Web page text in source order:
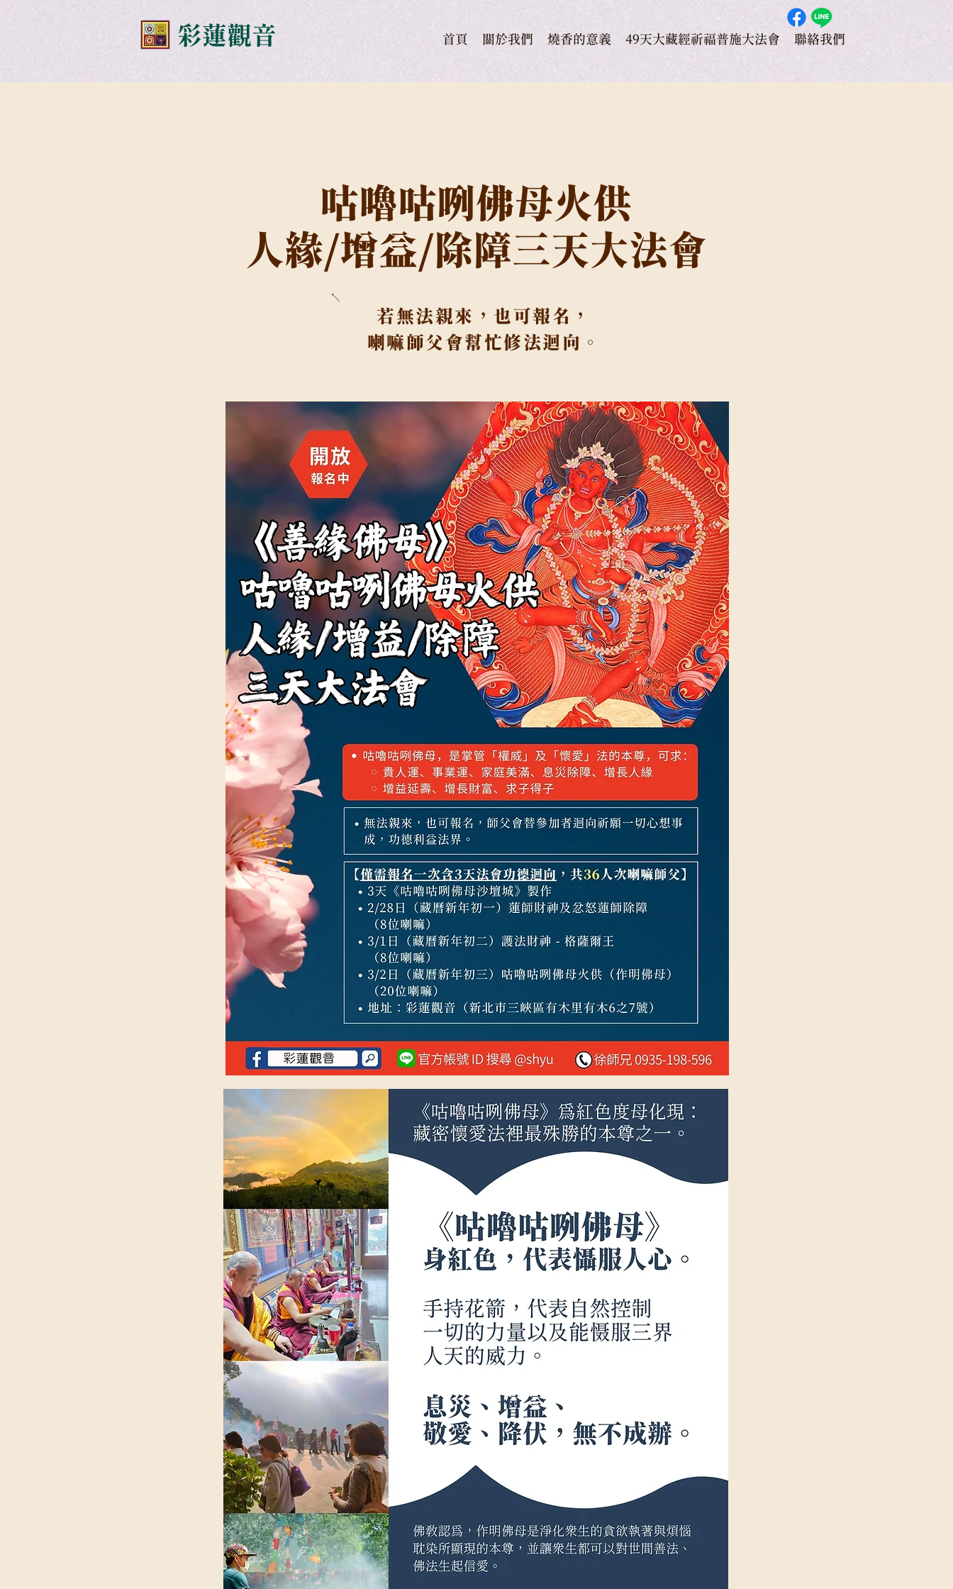
​彩蓮觀音 首頁 關於我們 燒香的意義 49天大藏經祈福普施大法會 聯絡我們
咕嚕咕咧佛母火供
人緣/增益/除障三天大法會
若無法親來，也可報名，
喇嘛師父會幫忙修法迴向 。